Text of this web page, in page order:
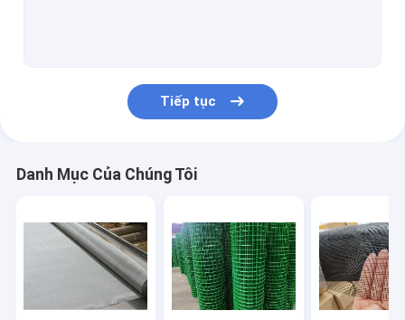
Tiếp tục
Danh Mục Của Chúng Tôi